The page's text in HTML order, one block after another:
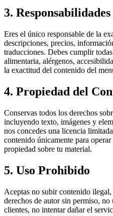
3.
Eres el único responsable de la
descripciones, precios,
traducciones. Debes cumplir
alimentaria, alérgenos,
la exactitud del contenido del
4. Propiedad del
Conservas todos los derechos
incluyendo texto, imágenes y
nos concedes una licencia
contenido únicamente para
propiedad sobre tu material.
5. Uso Prohibido
Aceptas no subir contenido
derechos de autor sin permiso,
clientes, no intentar dañar el